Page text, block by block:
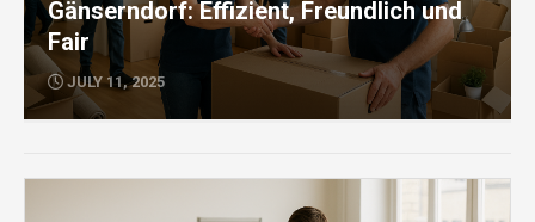
Gänserndorf: Effizient, Freundlich und
Fair
JULY 11, 2025